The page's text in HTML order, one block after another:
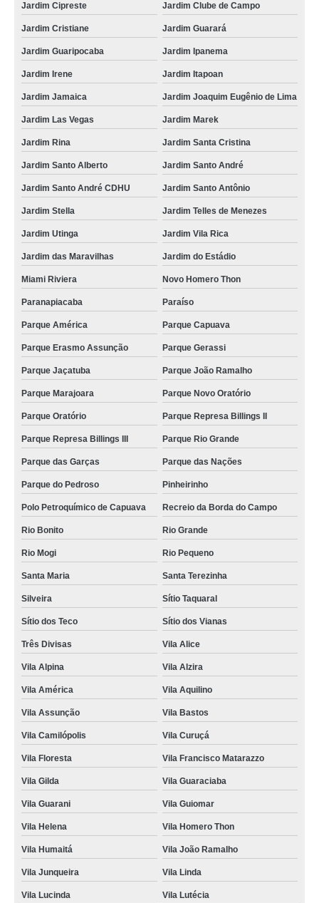
exame de imagem para animais marcar Jardim do Estádio
exame de endoscopia veterinária marcar Três Divisas
exame de laboratório para animais Miami Riviera
exame de eletrocardiograma veterinário Centreville
exame de endoscopia veterinária Cidade São Jorge
onde agendar exame de sangue para animais Rio Bonito
onde agendar exame de imagem para animais Vila Guarani
exame de raio x para animais Vila Curuçá
onde agendar exame de radiologia para animais Rio Mogi
onde agendar exame de radiologia para animais Jardim das Maravilhas
onde agendar exame para cachorro Parque das Garças
exame de sangue veterinário marcar Waisberg
exame de laboratório para animais marcar Campestre
exame para animais Santa Terezinha
agendamento de exame para cachorro Nova Gerty
exame de radiologia para animais marcar Vila Guiomar
exame de sangue veterinário marcar Santo Antônio
exame de sangue veterinário Vila Bastos
exame de eletrocardiograma veterinário marcar Jardim Vila Rica
exame de raio x para animais marcar Vila Progresso
agendamento de exame de raio x para animais Casa Branca
exame de radiologia para animais Bangú
onde agendar exame de laboratório para animais Vila Bastos
exame de sangue para animais marcar Jardim Ana Maria
onde agendar exame para cachorro Rio Bonito
exame de radiologia para animais marcar Parque Represa Billings II
exame para cachorro Jardim
exame de raio x para animais marcar Novo Homero Thon
exame de ultrassom para animais Rio Mogi
Jardim Cipreste Jardim Clube de Campo
Jardim Cristiane Jardim Guarará
Jardim Guaripocaba Jardim Ipanema
Jardim Irene Jardim Itapoan
Jardim Jamaica Jardim Joaquim Eugênio de Lima
Jardim Las Vegas Jardim Marek
Jardim Rina Jardim Santa Cristina
Jardim Santo Alberto Jardim Santo André
Jardim Santo André CDHU Jardim Santo Antônio
Jardim Stella Jardim Telles de Menezes
Jardim Utinga Jardim Vila Rica
Jardim das Maravilhas Jardim do Estádio
Miami Riviera Novo Homero Thon
Paranapiacaba Paraíso
Parque América Parque Capuava
Parque Erasmo Assunção Parque Gerassi
Parque Jaçatuba Parque João Ramalho
Parque Marajoara Parque Novo Oratório
Parque Oratório Parque Represa Billings II
Parque Represa Billings III Parque Rio Grande
Parque das Garças Parque das Nações
Parque do Pedroso Pinheirinho
Polo Petroquímico de Capuava Recreio da Borda do Campo
Rio Bonito Rio Grande
Rio Mogi Rio Pequeno
Santa Maria Santa Terezinha
Silveira Sítio Taquaral
Sítio dos Teco Sítio dos Vianas
Três Divisas Vila Alice
Vila Alpina Vila Alzira
Vila América Vila Aquilino
Vila Assunção Vila Bastos
Vila Camilópolis Vila Curuçá
Vila Floresta Vila Francisco Matarazzo
Vila Gilda Vila Guaraciaba
Vila Guarani Vila Guiomar
Vila Helena Vila Homero Thon
Vila Humaitá Vila João Ramalho
Vila Junqueira Vila Linda
Vila Lucinda Vila Lutécia